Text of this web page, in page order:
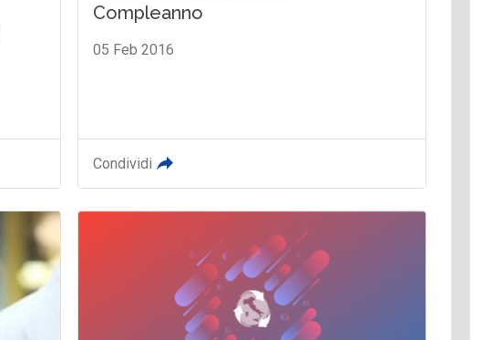
Compleanno
05 Feb 2016
Condividi